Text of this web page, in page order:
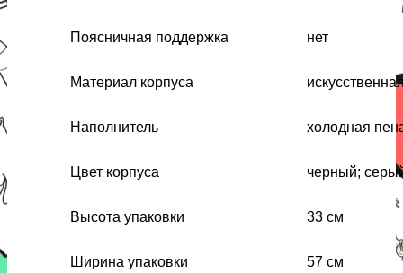
Поясничная поддержка нет
Материал корпуса
Наполнитель холодная
Цвет корпуса черный;
Высота упаковки 33 см
Ширина упаковки 57 см